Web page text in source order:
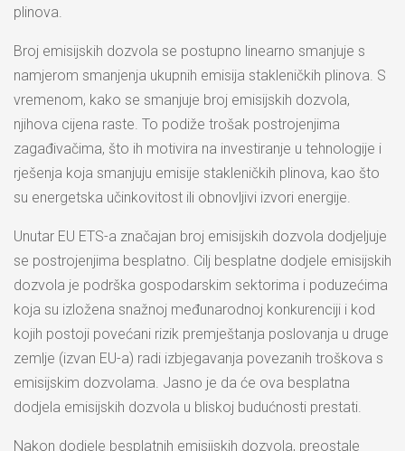
plinova.
Broj emisijskih dozvola se postupno linearno smanjuje s
namjerom smanjenja ukupnih emisija stakleničkih plinova. S
vremenom, kako se smanjuje broj emisijskih dozvola,
njihova cijena raste. To podiže trošak postrojenjima
zagađivačima, što ih motivira na investiranje u tehnologije i
rješenja koja smanjuju emisije stakleničkih plinova, kao što
su energetska učinkovitost ili obnovljivi izvori energije.
Unutar EU ETS-a značajan broj emisijskih dozvola dodjeljuje
se postrojenjima besplatno. Cilj besplatne dodjele emisijskih
dozvola je podrška gospodarskim sektorima i poduzećima
koja su izložena snažnoj međunarodnoj konkurenciji i kod
kojih postoji povećani rizik premještanja poslovanja u druge
zemlje (izvan EU-a) radi izbjegavanja povezanih troškova s
emisijskim dozvolama. Jasno je da će ova besplatna
dodjela emisijskih dozvola u bliskoj budućnosti prestati.
Nakon dodjele besplatnih emisijskih dozvola, preostale